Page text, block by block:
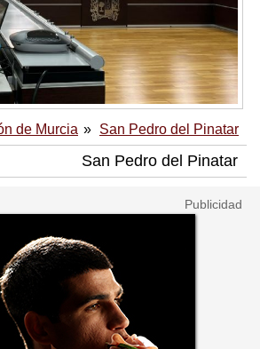
de Murcia San Pedro del Pinatar
San Pedro del Pinatar